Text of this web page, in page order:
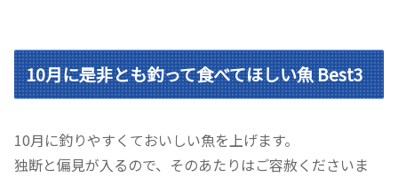
10月に是非とも釣って食べてほしい魚 Best3
10月に釣りやすくておいしい魚を上げます。
独断と偏見が入るので、そのあたりはご容赦くださいま